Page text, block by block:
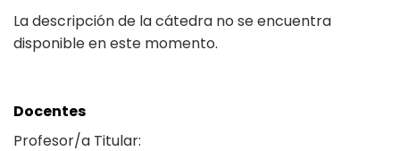
La descripción de la cátedra no se encuentra
disponible en este momento.
Docentes
Profesor/a Titular: